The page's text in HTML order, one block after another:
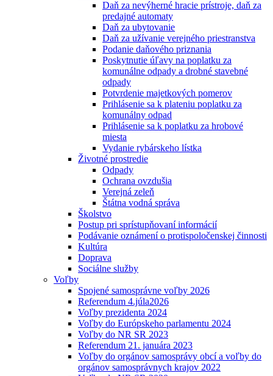
Daň za nevýherné hracie prístroje, daň za
predajné automaty
Daň za ubytovanie
Daň za užívanie verejného priestranstva
Podanie daňového priznania
Poskytnutie úľavy na poplatku za
komunálne odpady a drobné stavebné
odpady
Potvrdenie majetkových pomerov
Prihlásenie sa k plateniu poplatku za
komunálny odpad
Prihlásenie sa k poplatku za hrobové
miesta
Vydanie rybárskeho lístka
Životné prostredie
Odpady
Ochrana ovzdušia
Verejná zeleň
Štátna vodná správa
Školstvo
Postup pri sprístupňovaní informácií
Podávanie oznámení o protispoločenskej činnosti
Kultúra
Doprava
Sociálne služby
Voľby
Spojené samosprávne voľby 2026
Referendum 4.júla2026
Voľby prezidenta 2024
Voľby do Európskeho parlamentu 2024
Voľby do NR SR 2023
Referendum 21. januára 2023
Voľby do orgánov samosprávy obcí a voľby do
orgánov samosprávnych krajov 2022